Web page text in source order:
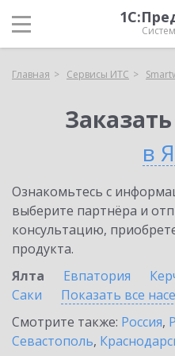
Главная Сервисы ИТС
в
Ознакомьтесь с
выберите партнёра и
консультацию,
продукта.
Ялта
Евпатория
Саки
Показать все
Смотрите также: Россия,
Севастополь,